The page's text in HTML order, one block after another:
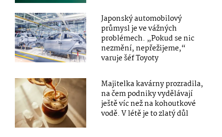
Japonský automobilový
průmysl je ve vážných
problémech. „Pokud se nic
nezmění, nepřežijeme,“
varuje šéf Toyoty
Majitelka kavárny prozradila,
na čem podniky vydělávají
ještě víc než na kohoutkové
vodě. V létě je to zlatý důl